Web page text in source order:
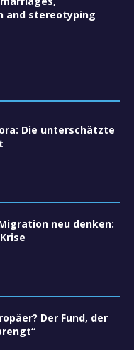
and stereotyping
Die unterschätzte
neu denken:
Der Fund, der